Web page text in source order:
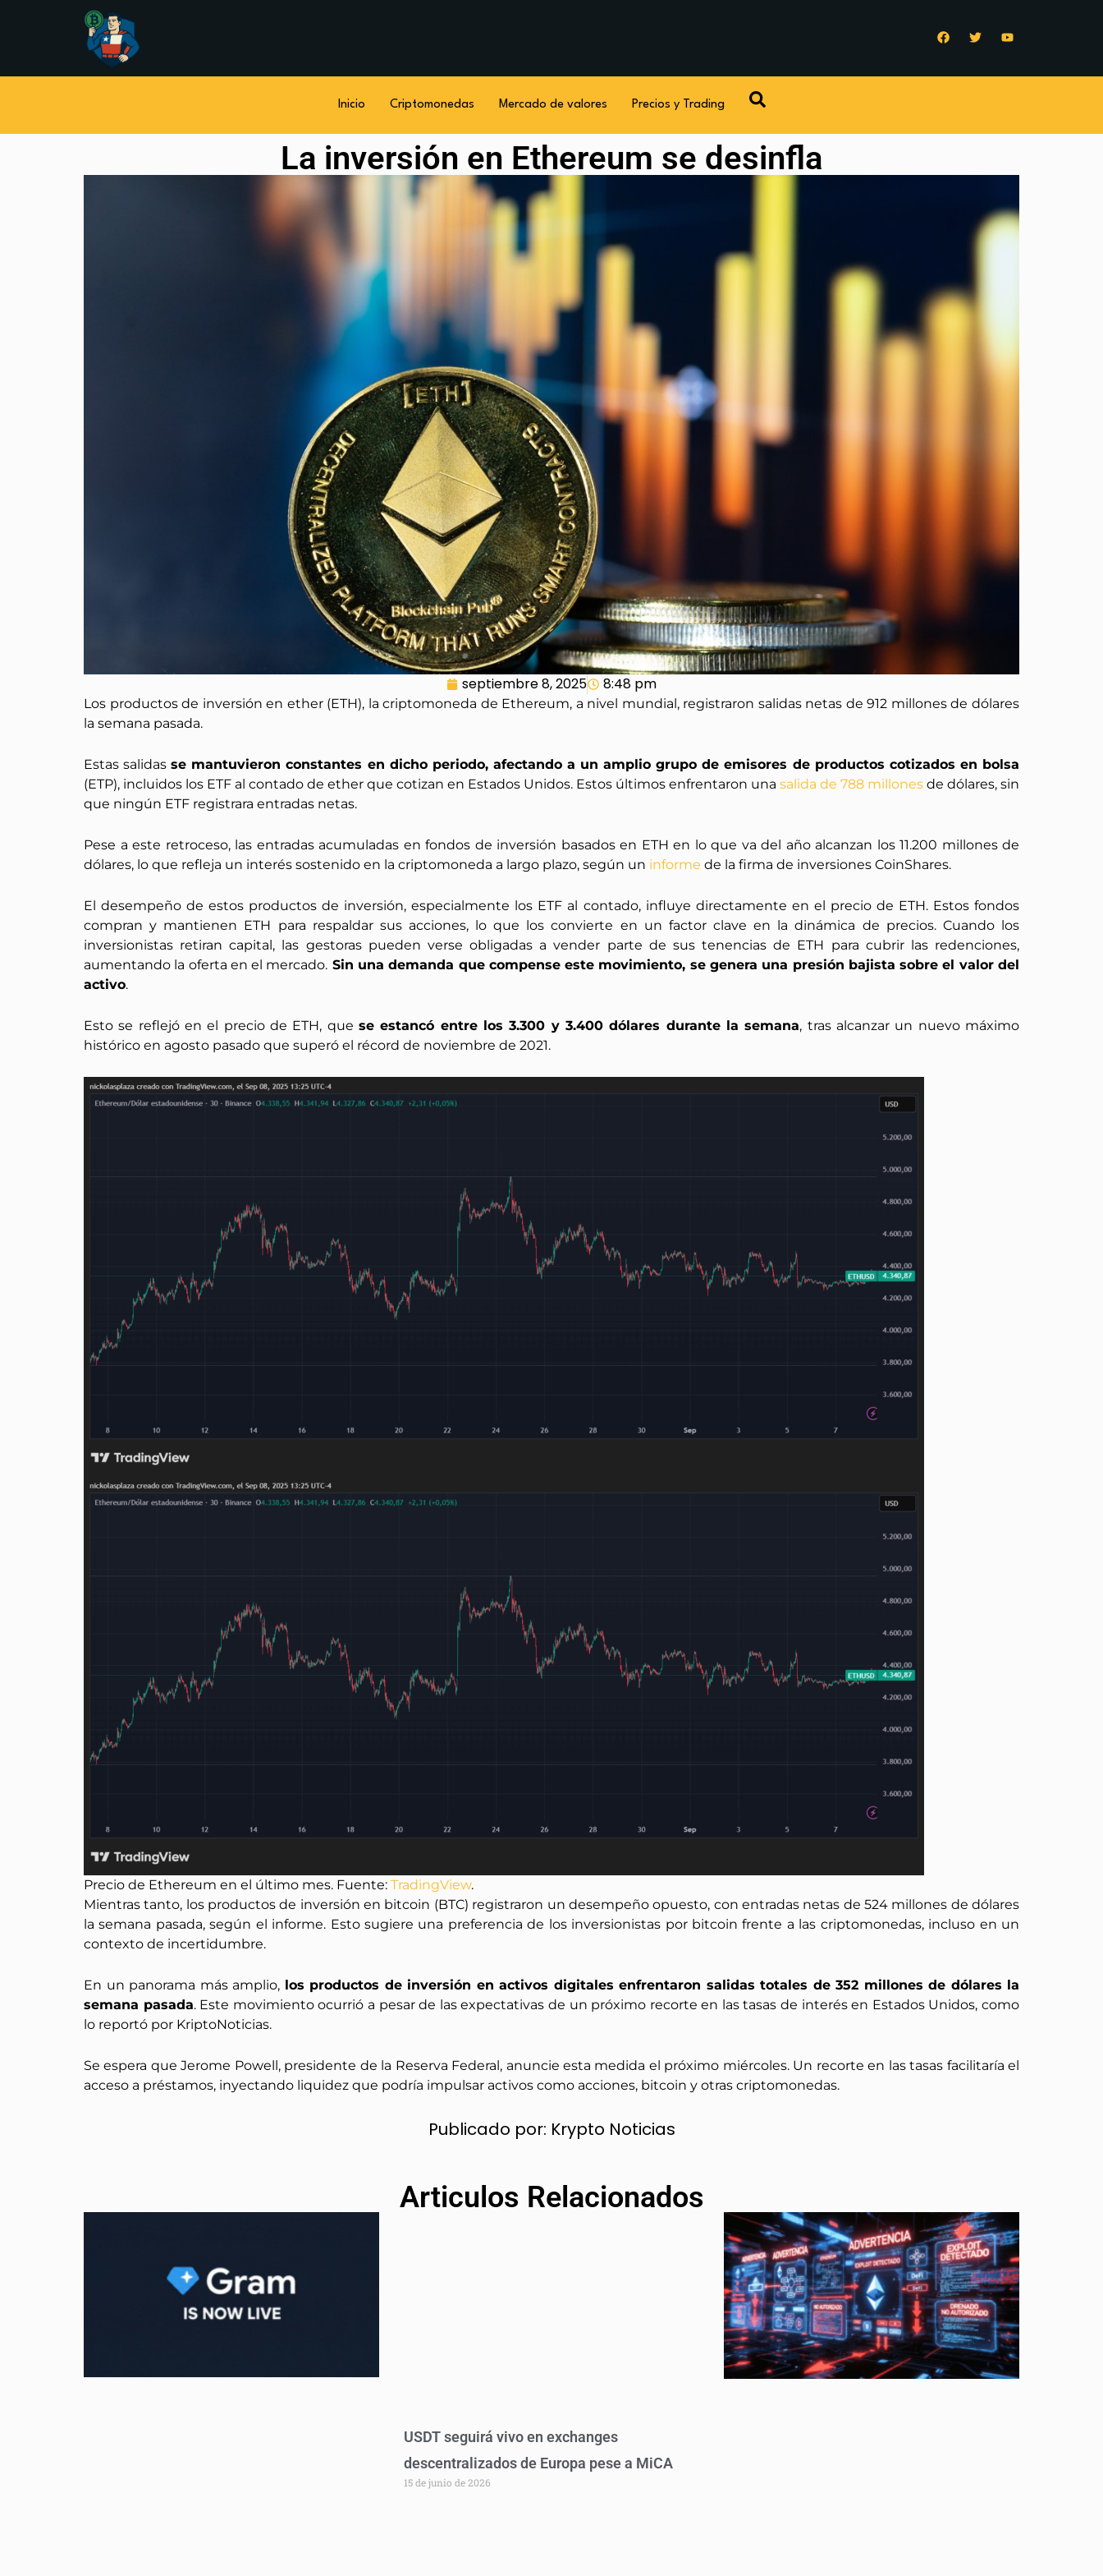
Inicio Criptomonedas Mercado de valores Precios y Trading
La inversión en Ethereum se desinfla
septiembre 8, 2025 8:48 pm
Los productos de inversión en ether (ETH), la criptomoneda de Ethereum, a nivel mundial, registraron salidas netas de 912 millones de dólares
la semana pasada.
Estas salidasse mantuvieron constantes en dicho periodo, afectando a un amplio grupo de emisores de productos cotizados en bolsa
(ETP), incluidos los ETF al contado de ether que cotizan en Estados Unidos. Estos últimos enfrentaron una salida de 788 millones de dólares, sin
que ningún ETF registrara entradas netas.
Pese a este retroceso, las entradas acumuladas en fondos de inversión basados en ETH en lo que va del año alcanzan los 11.200 millones de
dólares, lo que refleja un interés sostenido en la criptomoneda a largo plazo, según un informe de la firma de inversiones CoinShares.
El desempeño de estos productos de inversión, especialmente los ETF al contado, influye directamente en el precio de ETH. Estos fondos
compran y mantienen ETH para respaldar sus acciones, lo que los convierte en un factor clave en la dinámica de precios. Cuando los
inversionistas retiran capital, las gestoras pueden verse obligadas a vender parte de sus tenencias de ETH para cubrir las redenciones,
aumentando la oferta en el mercado. Sin una demanda que compense este movimiento, se genera una presión bajista sobre el valor del
activo.
Esto se reflejó en el precio de ETH, que se estancó entre los 3.300 y 3.400 dólares durante la semana, tras alcanzar un nuevo máximo
histórico en agosto pasado que superó el récord de noviembre de 2021.
Precio de Ethereum en el último mes. Fuente: TradingView.
Mientras tanto, los productos de inversión en bitcoin (BTC) registraron un desempeño opuesto, con entradas netas de 524 millones de dólares
la semana pasada, según el informe. Esto sugiere una preferencia de los inversionistas por bitcoin frente a las criptomonedas, incluso en un
contexto de incertidumbre.
En un panorama más amplio, los productos de inversión en activos digitales enfrentaron salidas totales de 352 millones de dólares la
semana pasada. Este movimiento ocurrió a pesar de las expectativas de un próximo recorte en las tasas de interés en Estados Unidos, como
lo reportó por KriptoNoticias.
Se espera que Jerome Powell, presidente de la Reserva Federal, anuncie esta medida el próximo miércoles. Un recorte en las tasas facilitaría el
acceso a préstamos, inyectando liquidez que podría impulsar activos como acciones, bitcoin y otras criptomonedas.
Publicado por: Krypto Noticias
Articulos Relacionados
USDT seguirá vivo en exchanges
descentralizados de Europa pese a MiCA
15 de junio de 2026